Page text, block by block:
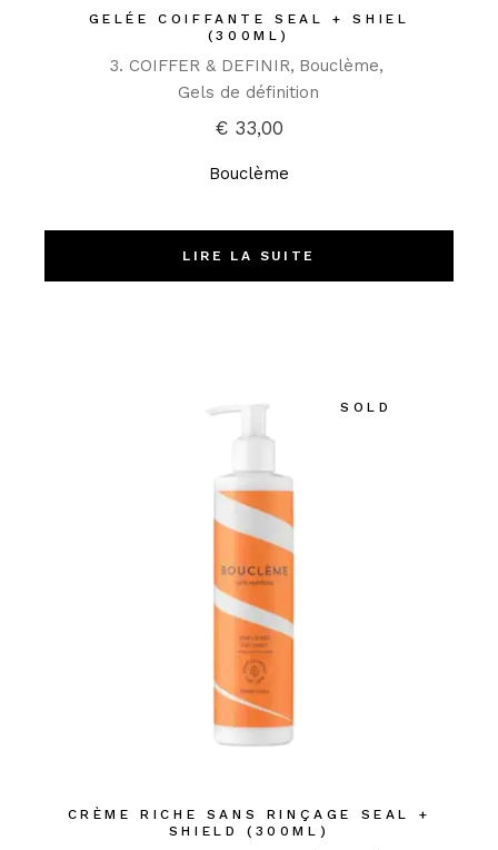
GELÉE COIFFANTE SEAL + SHIEL
(300ML)
3. COIFFER & DEFINIR Bouclème
Gels de définition
€33,00
Bouclème
LIRE LA SUITE
SOLD
CRÈME RICHE SANS RINÇAGE SEAL +
SHIELD (300ML)